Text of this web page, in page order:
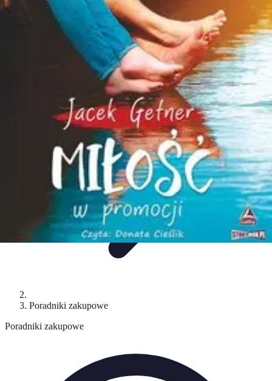
Mega Promocje
Porady zakupowe
TrendyPoradnikiZakupy i promocje
Mega Promocje
Poradniki zakupowe
Poradniki zakupowe